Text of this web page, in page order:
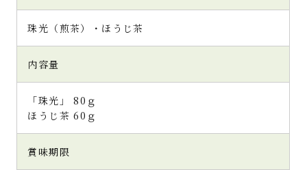
珠光（煎茶）・ほうじ茶
内容量
「珠光」 80ｇ
ほうじ茶 60ｇ
賞味期限